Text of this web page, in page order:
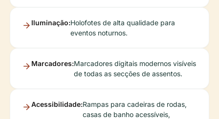
Iluminação:Holofotes de alta qualidade para
eventos noturnos.
Marcadores:Marcadores digitais modernos visíveis
de todas as secções de assentos.
Acessibilidade:Rampas para cadeiras de rodas,
casas de banho acessíveis,